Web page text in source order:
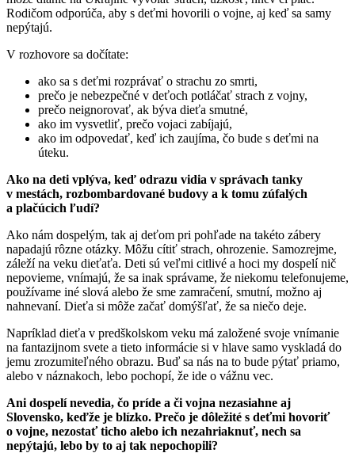
Rodičom odporúča, aby s deťmi hovorili o vojne, aj keď sa samy
nepýtajú.
V rozhovore sa dočítate:
ako sa s deťmi rozprávať o strachu zo smrti,
prečo je nebezpečné v deťoch potláčať strach z vojny,
prečo neignorovať, ak býva dieťa smutné,
ako im vysvetliť, prečo vojaci zabíjajú,
ako im odpovedať, keď ich zaujíma, čo bude s deťmi na
úteku.
Ako na deti vplýva, keď odrazu vidia v správach tanky
v mestách, rozbombardované budovy a k tomu zúfalých
a plačúcich ľudí?
Ako nám dospelým, tak aj deťom pri pohľade na takéto zábery
napadajú rôzne otázky. Môžu cítiť strach, ohrozenie. Samozrejme,
záleží na veku dieťaťa. Deti sú veľmi citlivé a hoci my dospelí nič
nepovieme, vnímajú, že sa inak správame, že niekomu telefonujeme,
používame iné slová alebo že sme zamračení, smutní, možno aj
nahnevaní. Dieťa si môže začať domýšľať, že sa niečo deje.
Napríklad dieťa v predškolskom veku má založené svoje vnímanie
na fantazijnom svete a tieto informácie si v hlave samo vyskladá do
jemu zrozumiteľného obrazu. Buď sa nás na to bude pýtať priamo,
alebo v náznakoch, lebo pochopí, že ide o vážnu vec.
Ani dospelí nevedia, čo príde a či vojna nezasiahne aj
Slovensko, keďže je blízko. Prečo je dôležité s deťmi hovoriť
o vojne, nezostať ticho alebo ich nezahriaknuť, nech sa
nepýtajú, lebo by to aj tak nepochopili?